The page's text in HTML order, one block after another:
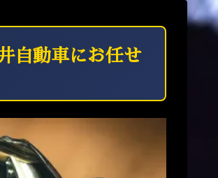
自動車にお任せ